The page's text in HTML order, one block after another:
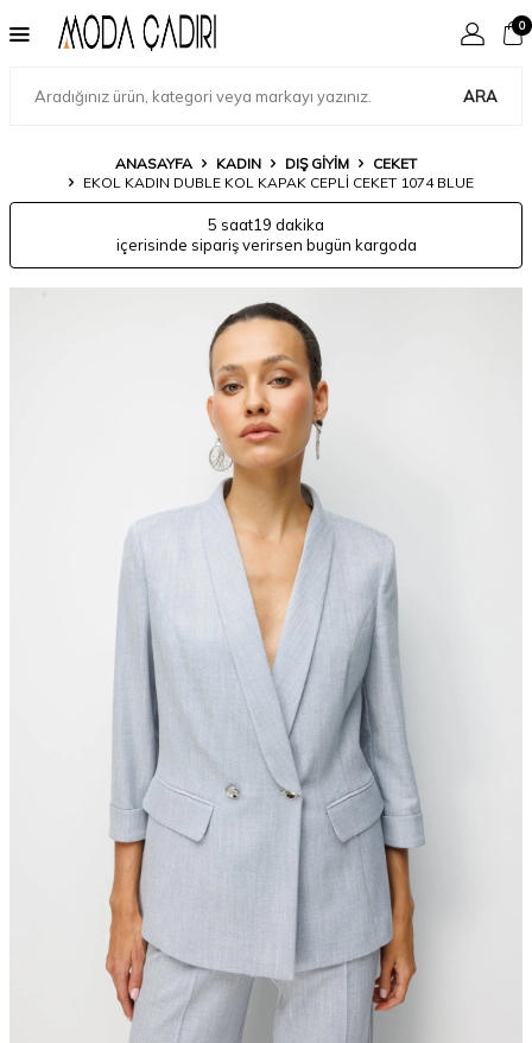
ARA
0
ANASAYFA KADIN DIŞ GIYIM
CEKET
EKOL KADIN DUBLE KOL KAPAK CEPLI CEKET 1074 BLUE
5 saat19 dakika
içerisinde sipariş verirsen bugün kargoda